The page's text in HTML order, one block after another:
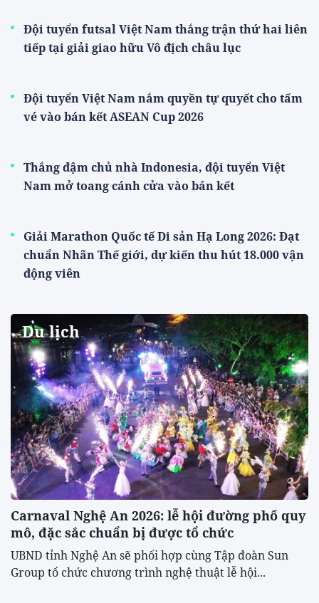
Đội tuyển futsal Việt Nam thắng trận thứ hai liên
tiếp tại giải giao hữu Vô địch châu lục
Đội tuyển Việt Nam nắm quyền tự quyết cho tấm
vé vào bán kết ASEAN Cup 2026
Thắng đậm chủ nhà Indonesia, đội tuyển Việt
Nam mở toang cánh cửa vào bán kết
Giải Marathon Quốc tế Di sản Hạ Long 2026: Đạt
chuẩn Nhãn Thế giới, dự kiến thu hút 18.000 vận
động viên
Du lịch
Carnaval Nghệ An 2026: lễ hội đường phố quy
mô, đặc sắc chuẩn bị được tổ chức
UBND tỉnh Nghệ An sẽ phối hợp cùng Tập đoàn Sun
Group tổ chức chương trình nghệ thuật lễ hội...